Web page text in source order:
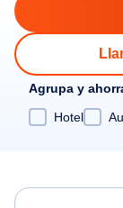
Agrupa y
Hotel